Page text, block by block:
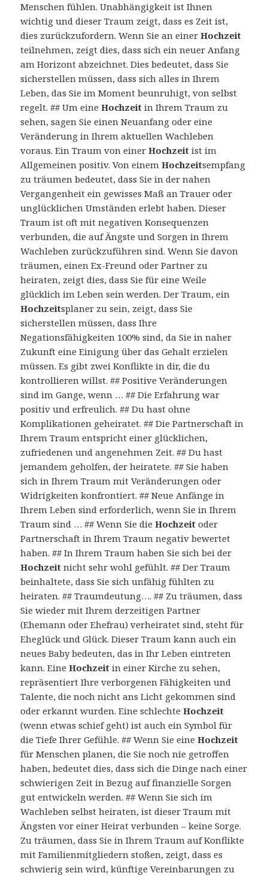
Menschen fühlen. Unabhängigkeit ist Ihnen
wichtig und dieser Traum zeigt, dass es Zeit ist,
dies zurückzufordern. Wenn Sie an einerHochzeit
teilnehmen, zeigt dies, dass sich ein neuer Anfang
am Horizont abzeichnet. Dies bedeutet, dass Sie
sicherstellen müssen, dass sich alles in Ihrem
Leben, das Sie im Moment beunruhigt, von selbst
regelt. ## Um eineHochzeit in Ihrem Traum zu
sehen, sagen Sie einen Neuanfang oder eine
Veränderung in Ihrem aktuellen Wachleben
voraus. Ein Traum von einerHochzeit ist im
Allgemeinen positiv. Von einemHochzeitsempfang
zu träumen bedeutet, dass Sie in der nahen
Vergangenheit ein gewisses Maß an Trauer oder
unglücklichen Umständen erlebt haben. Dieser
Traum ist oft mit negativen Konsequenzen
verbunden, die auf Ängste und Sorgen in Ihrem
Wachleben zurückzuführen sind. Wenn Sie davon
träumen, einen Ex-Freund oder Partner zu
heiraten, zeigt dies, dass Sie für eine Weile
glücklich im Leben sein werden. Der Traum, ein
Hochzeitsplaner zu sein, zeigt, dass Sie
sicherstellen müssen, dass Ihre
Negationsfähigkeiten 100% sind, da Sie in naher
Zukunft eine Einigung über das Gehalt erzielen
müssen. Es gibt zwei Konflikte in dir, die du
kontrollieren willst. ## Positive Veränderungen
sind im Gange, wenn … ## Die Erfahrung war
positiv und erfreulich. ## Du hast ohne
Komplikationen geheiratet. ## Die Partnerschaft in
Ihrem Traum entspricht einer glücklichen,
zufriedenen und angenehmen Zeit. ## Du hast
jemandem geholfen, der heiratete. ## Sie haben
sich in Ihrem Traum mit Veränderungen oder
Widrigkeiten konfrontiert. ## Neue Anfänge in
Ihrem Leben sind erforderlich, wenn Sie in Ihrem
Traum sind … ## Wenn Sie dieHochzeit oder
Partnerschaft in Ihrem Traum negativ bewertet
haben. ## In Ihrem Traum haben Sie sich bei der
Hochzeit nicht sehr wohl gefühlt. ## Der Traum
beinhaltete, dass Sie sich unfähig fühlten zu
heiraten. ## Traumdeutung…. ## Zu träumen, dass
Sie wieder mit Ihrem derzeitigen Partner
(Ehemann oder Ehefrau) verheiratet sind, steht für
Eheglück und Glück. Dieser Traum kann auch ein
neues Baby bedeuten, das in Ihr Leben eintreten
kann. EineHochzeit in einer Kirche zu sehen,
repräsentiert Ihre verborgenen Fähigkeiten und
Talente, die noch nicht ans Licht gekommen sind
oder erkannt wurden. Eine schlechteHochzeit
(wenn etwas schief geht) ist auch ein Symbol für
die Tiefe Ihrer Gefühle. ## Wenn Sie eineHochzeit
für Menschen planen, die Sie noch nie getroffen
haben, bedeutet dies, dass sich die Dinge nach einer
schwierigen Zeit in Bezug auf finanzielle Sorgen
gut entwickeln werden. ## Wenn Sie sich im
Wachleben selbst heiraten, ist dieser Traum mit
Ängsten vor einer Heirat verbunden – keine Sorge.
Zu träumen, dass Sie in Ihrem Traum auf Konflikte
mit Familienmitgliedern stoßen, zeigt, dass es
schwierig sein wird, künftige Vereinbarungen zu